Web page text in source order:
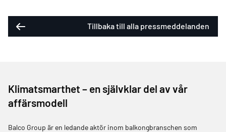
Tillbaka till alla pressmeddelanden
Klimatsmarthet – en självklar del av vår
affärsmodell
Balco Group är en ledande aktör inom balkongbranschen som